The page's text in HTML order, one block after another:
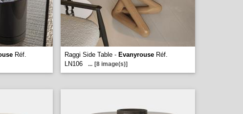
Réf.
Raggi Side Table - Evanyrouse Réf.
LN106
... [8 image(s)]